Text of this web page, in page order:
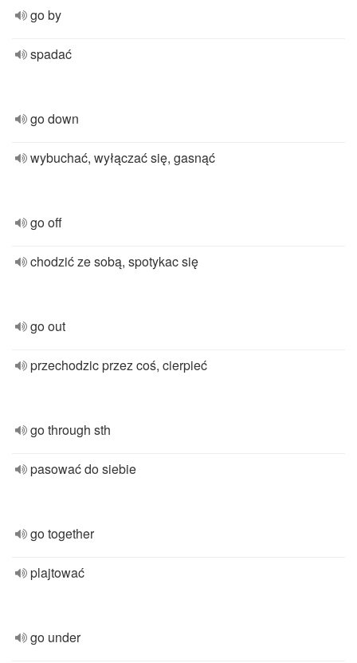
go by
spadać
go down
wybuchać, wyłączać się, gasnąć
go off
chodzić ze sobą, spotykac się
go out
przechodzic przez coś, cierpieć
go through sth
pasować do siebie
go together
plajtować
go under